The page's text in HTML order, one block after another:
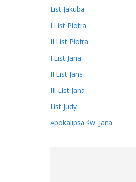
List Jakuba
I List Piotra
II List Piotra
I List Jana
II List Jana
III List Jana
List Judy
Apokalipsa św. Jana